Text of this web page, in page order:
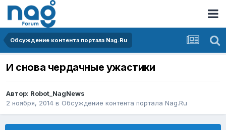
Обсуждение контента портала Nag.Ru
И снова чердачные ужастики
Автор: Robot_NagNews
2 ноября, 2014 в Обсуждение контента портала Nag.Ru